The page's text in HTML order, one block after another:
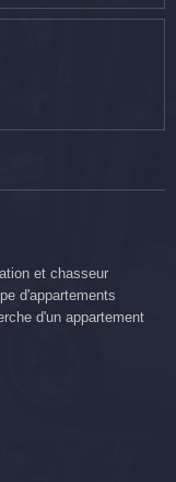
et chasseur
d'appartements
d'un appartement